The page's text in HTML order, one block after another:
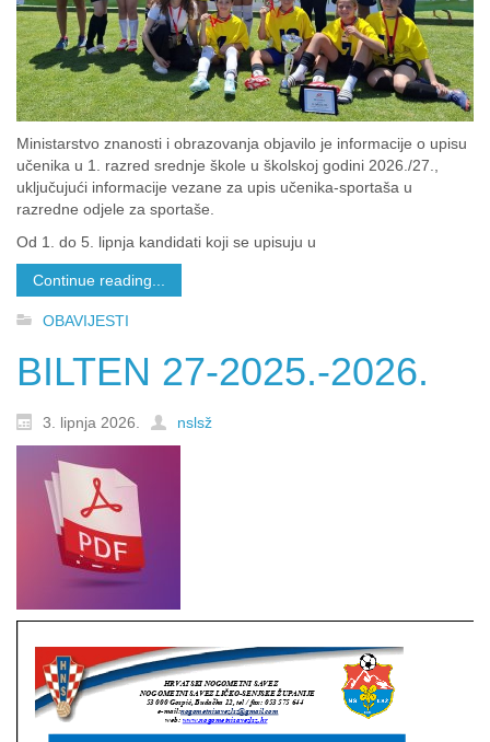
Ministarstvo znanosti i obrazovanja objavilo je informacije o upisu
učenika u 1. razred srednje škole u školskoj godini 2026./27.,
uključujući informacije vezane za upis učenika-sportaša u
razredne odjele za sportaše.
Od 1. do 5. lipnja kandidati koji se upisuju u
Continue reading...
OBAVIJESTI
BILTEN 27-2025.-2026.
3. lipnja 2026. nslsž